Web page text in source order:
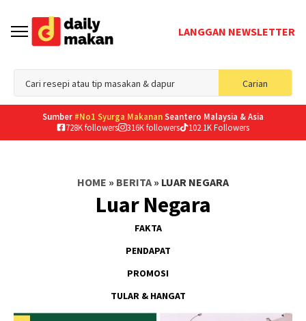
LANGGAN NEWSLETTER
Carian
for:
Sumber #No1 Syurga MakananSeantero Malaysia & Asia
728K followers
316K followers 102.1K Followers
HOME » BERITA » LUAR NEGARA
Luar Negara
FAKTA
PENDAPAT
PROMOSI
TULAR & HANGAT